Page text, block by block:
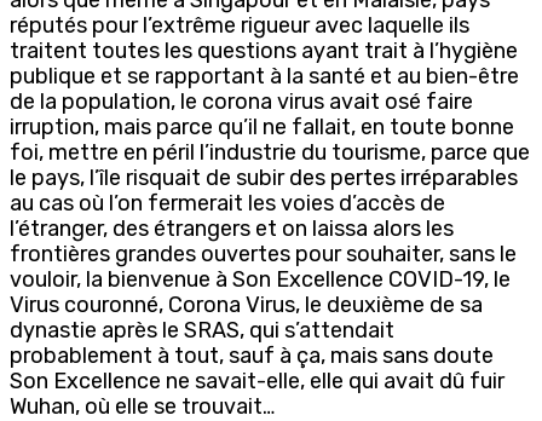
réputés pour l’extrême rigueur avec laquelle ils
traitent toutes les questions ayant trait à l’hygiène
publique et se rapportant à la santé et au bien-être
de la population, le corona virus avait osé faire
irruption, mais parce qu’il ne fallait, en toute bonne
foi, mettre en péril l’industrie du tourisme, parce que
le pays, l’île risquait de subir des pertes irréparables
au cas où l’on fermerait les voies d’accès de
l’étranger, des étrangers et on laissa alors les
frontières grandes ouvertes pour souhaiter, sans le
vouloir, la bienvenue à Son Excellence COVID-19, le
Virus couronné, Corona Virus, le deuxième de sa
dynastie après le SRAS, qui s’attendait
probablement à tout, sauf à ça, mais sans doute
Son Excellence ne savait-elle, elle qui avait dû fuir
Wuhan, où elle se trouvait…